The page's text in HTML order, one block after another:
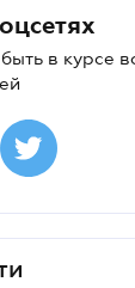
в курсе